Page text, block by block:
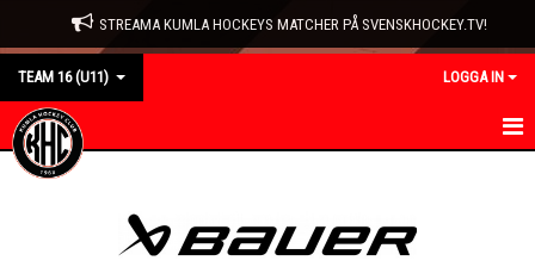
STREAMA KUMLA HOCKEYS MATCHER PÅ SVENSKHOCKEY.TV!
TEAM 16 (U11) LOGGA IN
HEM